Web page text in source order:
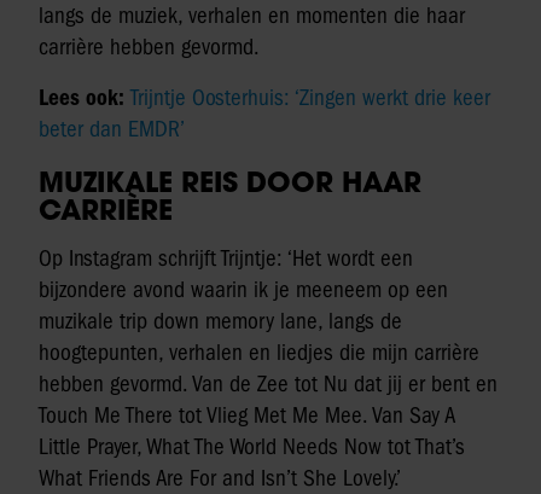
langs de muziek, verhalen en momenten die haar
carrière hebben gevormd.
Lees ook:Trijntje Oosterhuis: ‘Zingen werkt drie keer
beter dan EMDR’
MUZIKALE REIS DOOR HAAR
CARRIÈRE
Op Instagram schrijft Trijntje: ‘Het wordt een
bijzondere avond waarin ik je meeneem op een
muzikale trip down memory lane, langs de
hoogtepunten, verhalen en liedjes die mijn carrière
hebben gevormd. Van de Zee tot Nu dat jij er bent en
Touch Me There tot Vlieg Met Me Mee. Van Say A
Little Prayer, What The World Needs Now tot That’s
What Friends Are For and Isn’t She Lovely.’